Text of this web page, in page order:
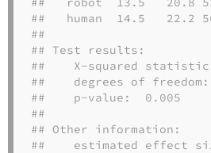
##   human  14.5   22.2
##
## Test results:
##    X-squared
##    degrees of
##    p-value:  0.005
##
## Other information:
##    estimated effect